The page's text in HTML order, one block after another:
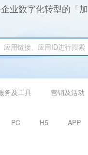
业数字化转型的「
务及工具 营销及活动
PC H5 APP